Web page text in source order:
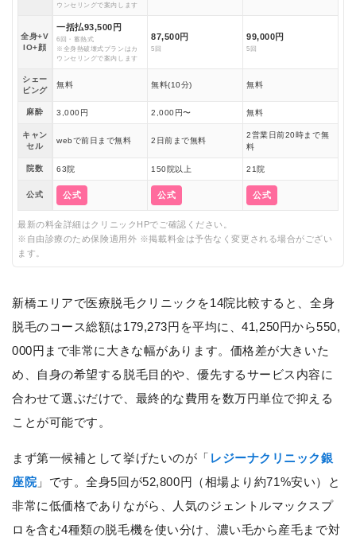
ウンセリングで案内します
全身+V
IO+顔
一括払93,500円
6回・蓄熱式
※全身熱破壊式プランはカ
ウンセリングで案内します
87,500円
5回
99,000円
5回
シェー
ビング
無料 無料(10分) 無料
麻酔 3,000円 2,000円〜 無料
キャン
セル
webで前日まで無料 2日前まで無料
2営業日前20時まで無
料
院数 63院 150院以上 21院
公式 公式 公式 公式
最新の料金詳細はクリニックHPでご確認ください。
※自由診療のため保険適用外 ※掲載料金は予告なく変更される場合がござい
ます。
新橋エリアで医療脱毛クリニックを14院比較すると、全身
脱毛のコース総額は179,273円を平均に、41,250円から550,
000円まで非常に大きな幅があります。価格差が大きいた
め、自身の希望する脱毛目的や、優先するサービス内容に
合わせて選ぶだけで、最終的な費用を数万円単位で抑える
ことが可能です。
まず第一候補として挙げたいのが「 レジーナクリニック銀
座院」です。全身5回が52,800円（相場より約71%安い）と
非常に低価格でありながら、人気のジェントルマックスプ
ロを含む4種類の脱毛機を使い分け、濃い毛から産毛まで対